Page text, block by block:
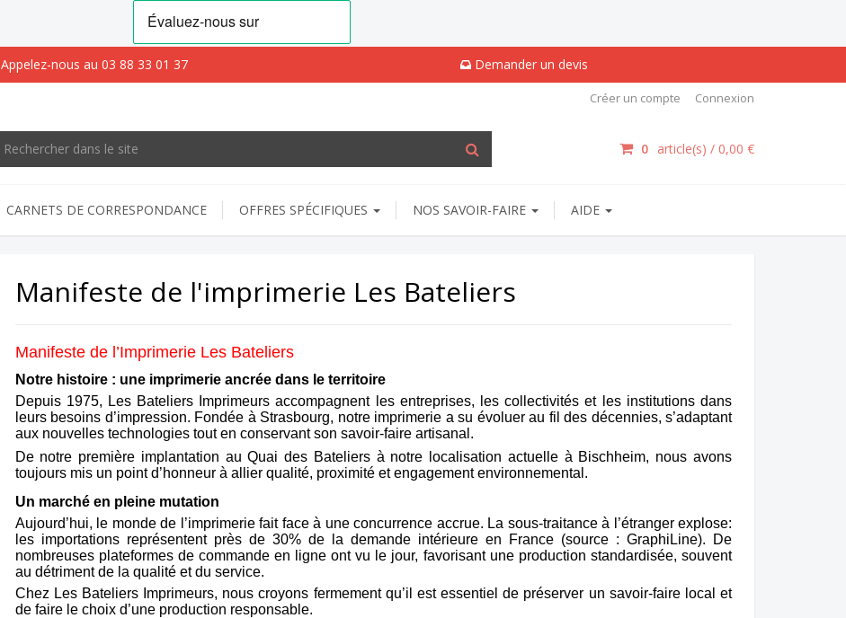
Appelez-nous au 03 88 33 01 37 Demander un devis
Créer un compte Connexion
0 article(s) / 0,00 €
CARNETS DE CORRESPONDANCE OFFRES SPÉCIFIQUES NOS SAVOIR-FAIRE AIDE
Manifeste de l'imprimerie Les Bateliers
Manifeste de l’Imprimerie Les Bateliers
Notre histoire : une imprimerie ancrée dans le territoire
Depuis 1975, Les Bateliers Imprimeurs accompagnent les entreprises, les collectivités et les institutions dans
leurs besoins d’impression. Fondée à Strasbourg, notre imprimerie a su évoluer au fil des décennies, s’adaptant
aux nouvelles technologies tout en conservant son savoir-faire artisanal.
De notre première implantation au Quai des Bateliers à notre localisation actuelle à Bischheim, nous avons
toujours mis un point d’honneur à allier qualité, proximité et engagement environnemental.
Un marché en pleine mutation
Aujourd’hui, le monde de l’imprimerie fait face à une concurrence accrue. La sous-traitance à l’étranger explose:
les importations représentent près de 30% de la demande intérieure en France (source : GraphiLine). De
nombreuses plateformes de commande en ligne ont vu le jour, favorisant une production standardisée, souvent
au détriment de la qualité et du service.
Chez Les Bateliers Imprimeurs, nous croyons fermement qu’il est essentiel de préserver un savoir-faire local et
de faire le choix d’une production responsable.